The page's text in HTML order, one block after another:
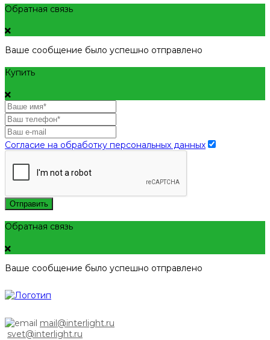
Обратная связь
Ваше сообщение было успешно отправлено
Купить
Согласие на обработку персональных данных
Отправить
Обратная связь
Ваше сообщение было успешно отправлено
mail@interlight.ru
svet@interlight.ru